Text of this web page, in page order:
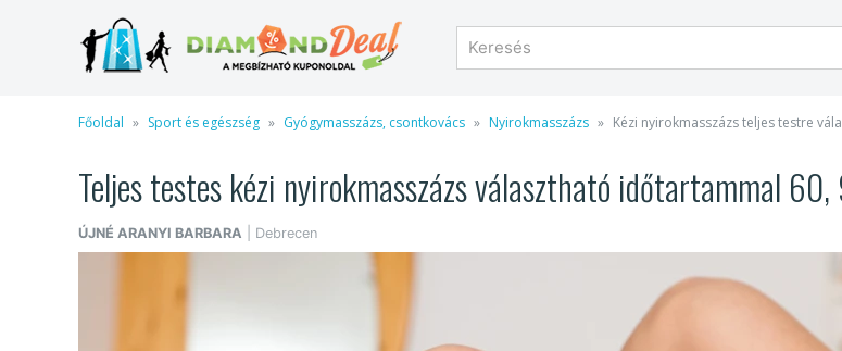
Főoldal Sport és egészség Gyógymasszázs, csontkovács Nyirokmasszázs Kézi nyirokmasszázs teljes testre
Teljes testes kézi nyirokmasszázs választható időtartammal
ÚJNÉ ARANYI BARBARA | Debrecen